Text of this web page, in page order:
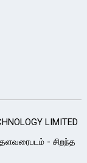
LIMITED
தளவரைபடம் -சிறந்த